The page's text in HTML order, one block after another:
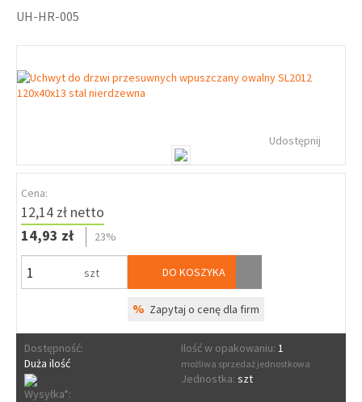
UH-HR-005
Udostępnij
Cena:
12,14 zł netto
14,93 zł
23%
szt DO KOSZYKA
% Zapytaj o cenę dla firm
Dostępność:
Duża ilość
Ilość w opakowaniu: 1
możliwa sprzedaż jednostkowa
Jednostka: szt
Wysyłka*: